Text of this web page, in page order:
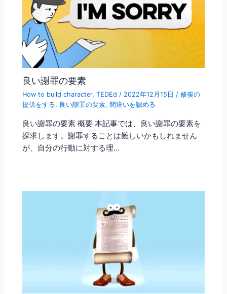
良い謝罪の要素
How to build character,TEDEd / 2022年12月15日/修復の
提供をする, 良い謝罪の要素, 間違いを認める
良い謝罪の要素 概要 本記事では、良い謝罪の要素を
探求します。謝罪することは難しいかもしれません
が、自分の行動に対する理…